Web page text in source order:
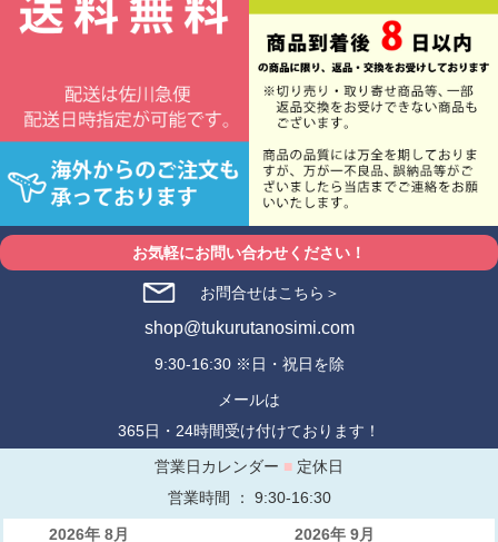
お気軽にお問い合わせください！
お問合せはこちら＞
shop@tukurutanosimi.com
9:30-16:30 ※日・祝日を除
メールは
365日・24時間受け付けております！
営業日カレンダー ■ 定休日
営業時間 ： 9:30-16:30
2026年 8月 2026年 9月